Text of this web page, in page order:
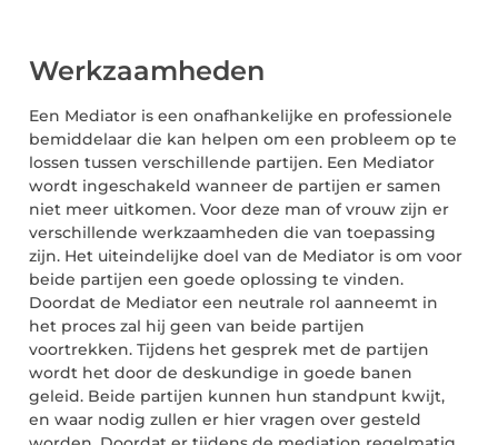
Werkzaamheden
Een Mediator is een onafhankelijke en professionele
bemiddelaar die kan helpen om een probleem op te
lossen tussen verschillende partijen. Een Mediator
wordt ingeschakeld wanneer de partijen er samen
niet meer uitkomen. Voor deze man of vrouw zijn er
verschillende werkzaamheden die van toepassing
zijn. Het uiteindelijke doel van de Mediator is om voor
beide partijen een goede oplossing te vinden.
Doordat de Mediator een neutrale rol aanneemt in
het proces zal hij geen van beide partijen
voortrekken. Tijdens het gesprek met de partijen
wordt het door de deskundige in goede banen
geleid. Beide partijen kunnen hun standpunt kwijt,
en waar nodig zullen er hier vragen over gesteld